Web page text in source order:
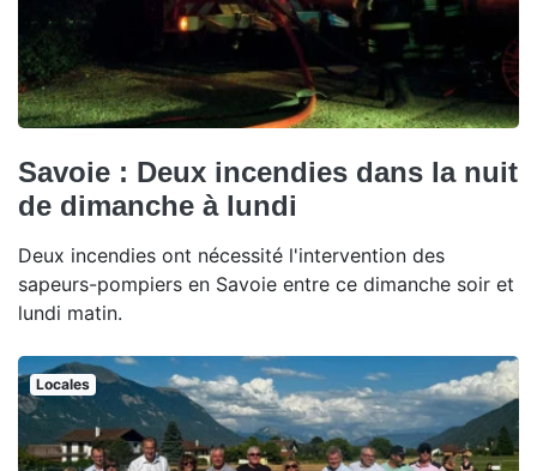
Savoie : Deux incendies dans la nuit
de dimanche à lundi
Deux incendies ont nécessité l'intervention des
sapeurs-pompiers en Savoie entre ce dimanche soir et
lundi matin.
Locales